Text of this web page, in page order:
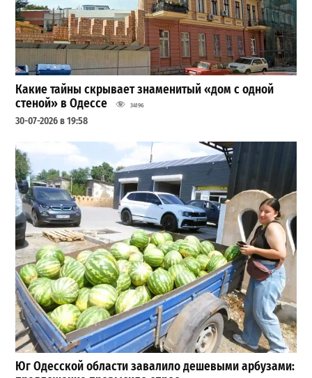
Какие тайны скрывает знаменитый «дом с одной
стеной» в Одессе
34196
30-07-2026 в 19:58
Юг Одесской области завалило дешевыми арбузами: